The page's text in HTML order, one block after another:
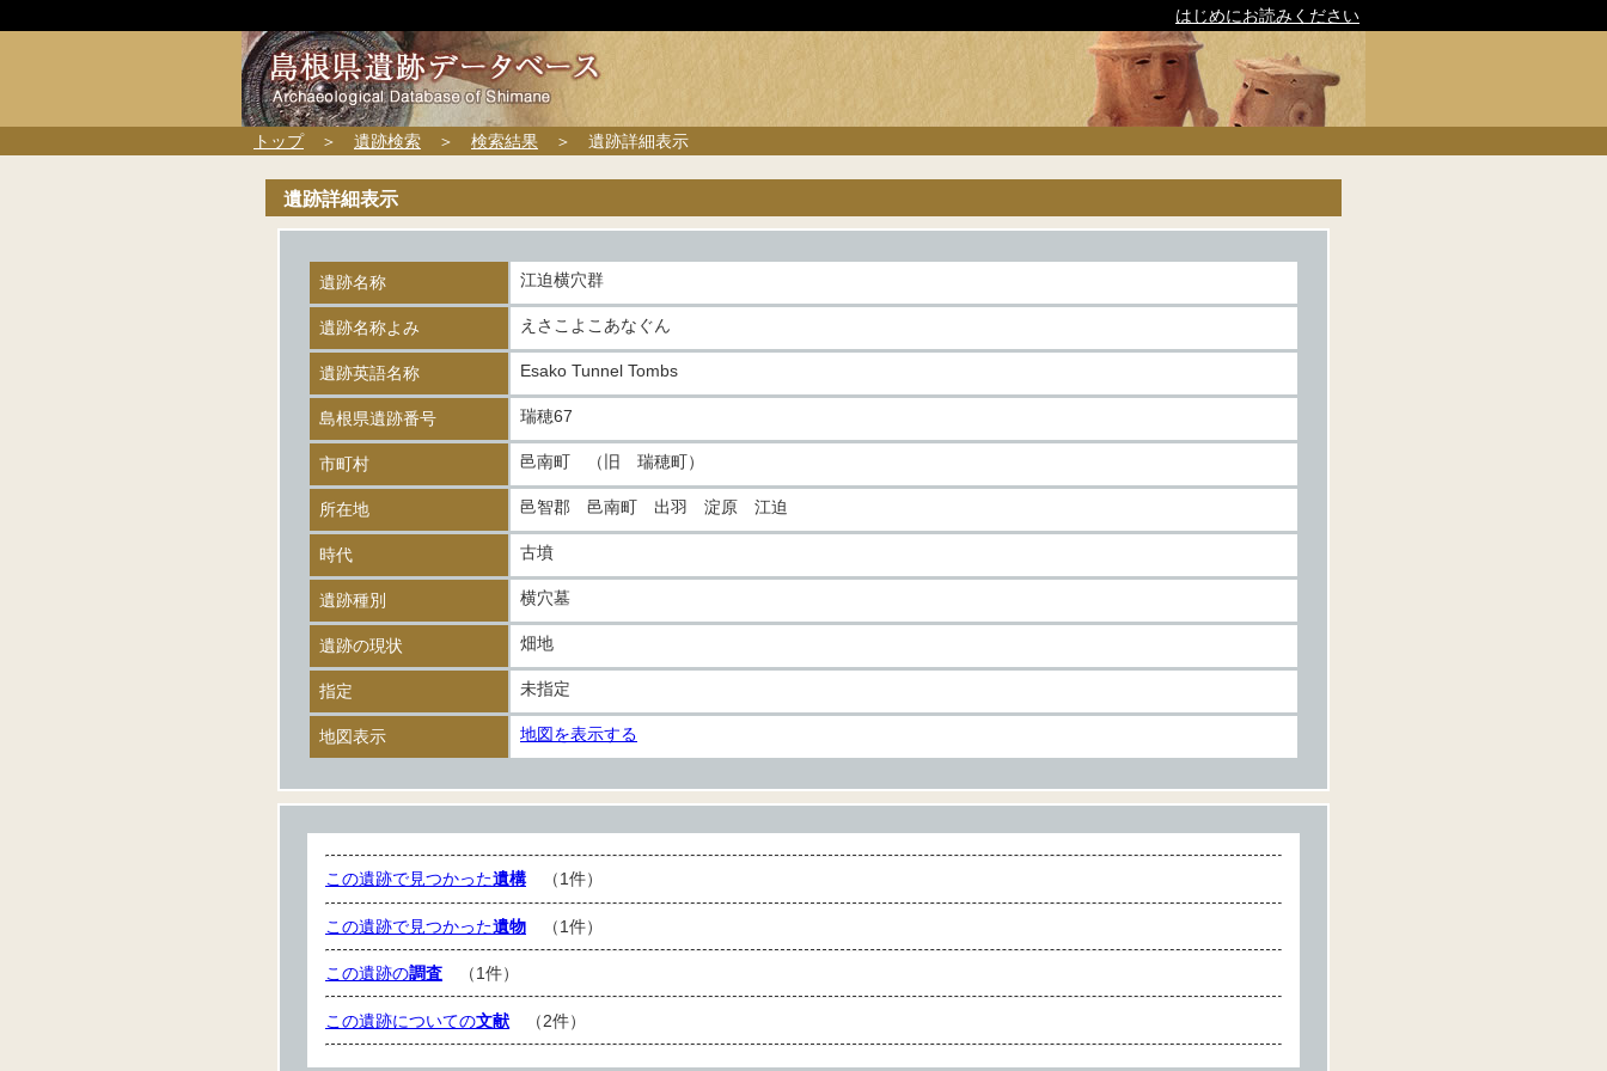
はじめにお読みください
トップ＞ 遺跡検索 ＞ 検索結果 ＞ 遺跡詳細表示
遺跡詳細表示
遺跡名称 江迫横穴群
遺跡名称よみ えさこよこあなぐん
遺跡英語名称 Esako Tunnel Tombs
島根県遺跡番号 瑞穂67
市町村 邑南町 （旧 瑞穂町）
所在地 邑智郡 邑南町 出羽 淀原 江迫
時代 古墳
遺跡種別 横穴墓
遺跡の現状 畑地
指定 未指定
地図表示 地図を表示する
この遺跡で見つかった遺構（1件）
この遺跡で見つかった遺物 （1件）
この遺跡の調査 （1件）
この遺跡についての文献 （2件）